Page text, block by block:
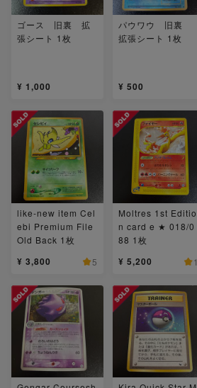
ゴース 旧裏 拡
張シート 1枚
¥ 1,000
パウワウ 旧裏
拡張シート 1枚
¥ 500
like-new item Cel
ebi Premium File
Old Back 1枚
¥ 3,800 5
Moltres 1st Editio
n card e ★ 018/0
88 1枚
¥ 5,200 1